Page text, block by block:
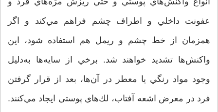
عفونت داخلي و اطراف چشم فراهم مي‌كند و اگر
همزمان از خط چشم و ريمل هم استفاده شود، اين
واكنش‌ها تشديد خواهند شد. برخي از سايه‌ها به‌دليل
وجود مواد رنگي يا معطر در آن‌ها، بعد از قرار گرفتن
فرد در معرض اشعه آفتاب، لك‌هاي پوستي ايجاد مي‌كنند.